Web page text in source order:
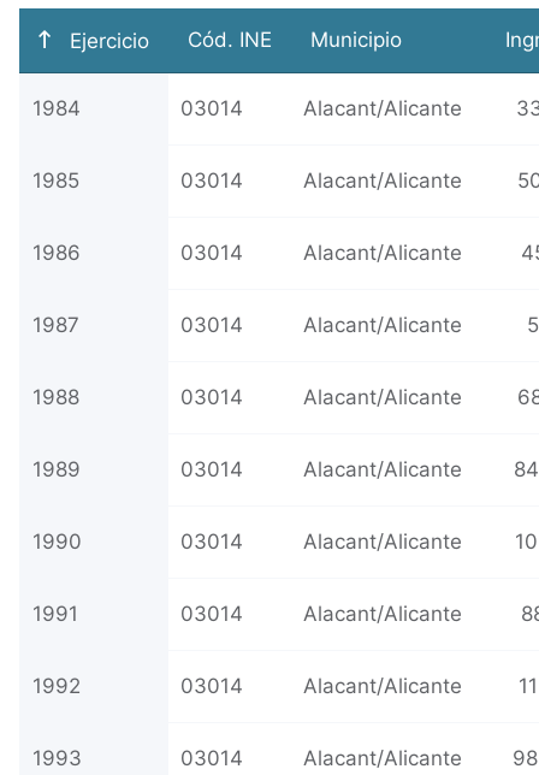
Ejercicio Cód. INE Municipio
1984 03014 Alacant/Alicante
1985 03014 Alacant/Alicante
1986 03014 Alacant/Alicante
1987 03014 Alacant/Alicante
1988 03014 Alacant/Alicante
1989 03014 Alacant/Alicante
1990 03014 Alacant/Alicante
1991 03014 Alacant/Alicante
1992 03014 Alacant/Alicante
1993 03014 Alacant/Alicante